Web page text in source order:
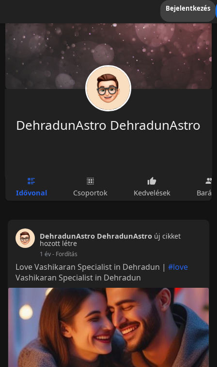
Bejelentkezés
DehradunAstro DehradunAstro
Idővonal Csoportok Kedvelések
DehradunAstro DehradunAstro új cikket
hozott létre
1 év- Fordítás
Love Vashikaran Specialist in Dehradun | #love
Vashikaran Specialist in Dehradun